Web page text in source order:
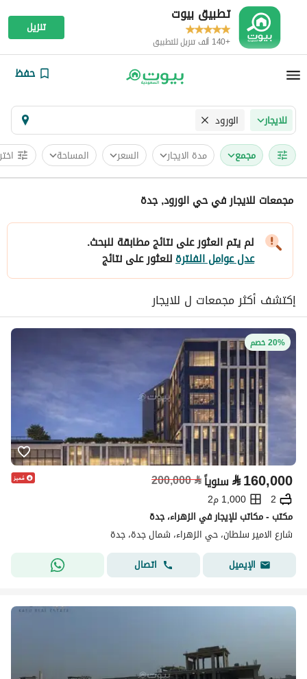
تطبيق بيوت
+140 ألف تنزيل للتطبيق
تنزيل
حفظ
للايجار الورود
مجمع مدة الايجار السعر المساحة
مجمعات للايجار في حي الورود, جدة
لم يتم العثور على نتائج مطابقة للبحث.
عدل عوامل الفلترةللعثور على نتائج
إكتشف أكثر مجمعات ل للايجار
20% خصم
⃁160,000 سنوياً⃁
200,000
2
1,000 م2
مكتب - مكاتب للإيجار في الزهراء، جدة
شارع الامير سلطان، حي الزهراء، شمال جدة، جدة
الإيميل
اتصال